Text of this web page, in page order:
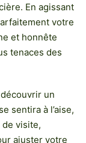
En agissant
votre
et honnête
tenaces des
un
sentira à l’aise,
visite,
ajuster votre